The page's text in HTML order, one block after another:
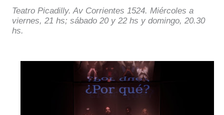
Teatro Picadilly. Av Corrientes 1524. Miércoles a
viernes, 21 hs; sábado 20 y 22 hs y domingo, 20.30
hs.